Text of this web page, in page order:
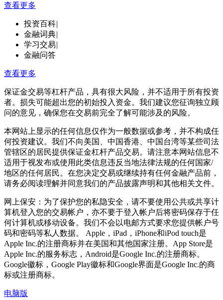
查看更多
投资百科|
金融词典|
学习交易|
金融问答
查看更多
保证金交易等杠杆产品，具有很大风险，并不适用于所有投资
者。损失可能超出您的初始投入资金。我们建议您征询独立顾
问的意见，确保您在交易前完全了解可能涉及的风险。
本网站上显示的任何信息仅作为一般数据或参考，并不构成任
何投资建议。我们不向美国、中国香港、中国台湾等某些司法
管辖区的居民提供保证金杠杆产品交易。请注意本网站信息不
适用于视发布或使用此类信息违反当地法律法规的任何国家/
地区的任何居民。在您决定交易或继续持有任何金融产品前，
请务必阅读理解并同意我们的产品披露声明和其他相关文件。
网上保安：为了保护您的私隐安全，请不要使用公共或共享计
算机登入您的交易帐户，亦不要于登入帐户后将密码保存于任
何计算机或移动设备。我们不会以电邮方式要求您提供帐户号
码和密码等私人数据。 Apple，iPad，iPhone和iPod touch是
Apple Inc.的注册商标并在美国和其他国家注册。App Store是
Apple Inc.的服务标志，Android是Google Inc.的注册商标。
Google徽标，Google Play徽标和Google界面是Google Inc.的商
标或注册商标。
电脑版